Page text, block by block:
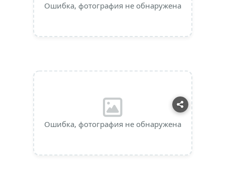
Ошибка, фотография не обнаружена
Ошибка, фотография не обнаружена